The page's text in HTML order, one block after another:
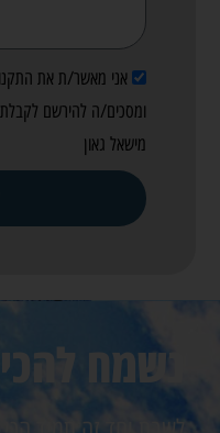
אני מאשר/ת את
ומסכים/ה להירשם לקבלת
מישאל גאון
נשמח